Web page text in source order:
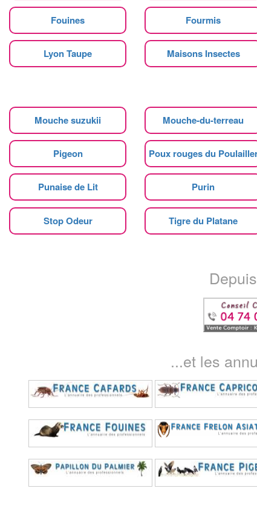
Fouines Fourmis
Lyon Taupe Maisons Insectes
Mouche suzukii Mouche-du-terreau
Pigeon Poux rouges du
Punaise de Lit Purin
Stop Odeur Tigre du Platane
...et les